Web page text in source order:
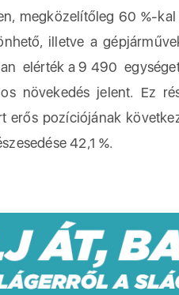
megközelítőleg 60 %-
illetve a
elérték a 9 490
növekedés jelent. Ez
erős pozíciójának
42,1 %.